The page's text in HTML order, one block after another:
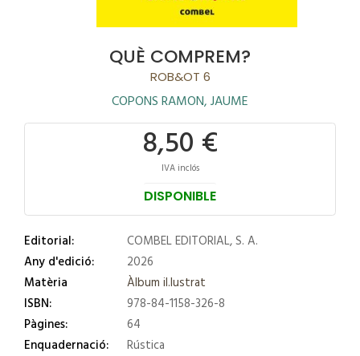
QUÈ COMPREM?
ROB&OT 6
COPONS RAMON, JAUME
8,50 €
IVA inclós
DISPONIBLE
Editorial:
COMBEL EDITORIAL, S. A.
Any d'edició:
2026
Matèria
Àlbum il.lustrat
ISBN:
978-84-1158-326-8
Pàgines:
64
Enquadernació:
Rústica